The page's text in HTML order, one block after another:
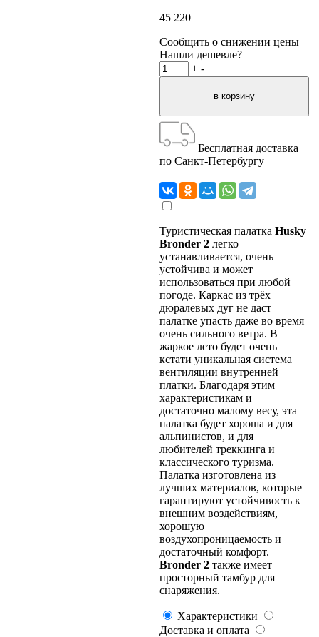
45 220
Сообщить о снижении цены
Нашли дешевле?
+ -
Бесплатная доставка
по Санкт-Петербургу
Туристическая палатка Husky
Bronder 2 легко
устанавливается, очень
устойчива и может
использоваться при любой
погоде. Каркас из трёх
дюралевых дуг не даст
палатке упасть даже во время
очень сильного ветра. В
жаркое лето будет очень
кстати уникальная система
вентиляции внутренней
платки. Благодаря этим
характеристикам и
достаточно малому весу, эта
палатка будет хороша и для
альпинистов, и для
любителей треккинга и
классического туризма.
Палатка изготовлена из
лучших материалов, которые
гарантируют устойчивость к
внешним воздействиям,
хорошую
воздухопроницаемость и
достаточный комфорт.
Bronder 2 также имеет
просторный тамбур для
снаряжения.
Характеристики
Доставка и оплата